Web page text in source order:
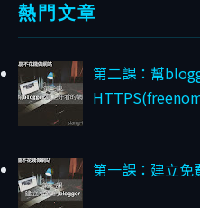
功
能
，
你
的
算
被
熱門文章
第二課：幫
第一課：建立